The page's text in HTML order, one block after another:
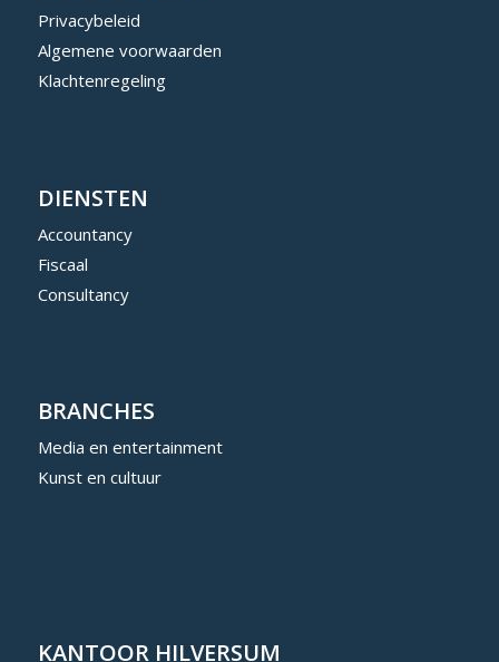
Privacybeleid
Algemene voorwaarden
Klachtenregeling
DIENSTEN
Accountancy
Fiscaal
Consultancy
BRANCHES
Media en entertainment
Kunst en cultuur
KANTOOR HILVERSUM